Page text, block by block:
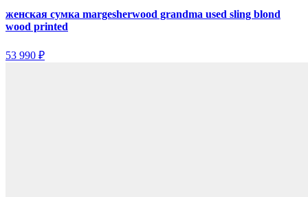
женская сумка margesherwood grandma used sling blond
wood printed
53 990 ₽